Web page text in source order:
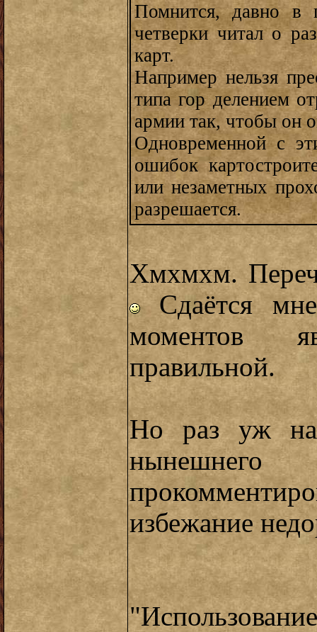
Помнится, давно в
четверки читал о
карт.
Например нельзя
типа гор делением
армии так, чтобы он
Одновременной с
ошибок
или незаметных
разрешается.
Хмхмхм.
Сдаётся
моментов
правильной.
Но раз уж
избежание